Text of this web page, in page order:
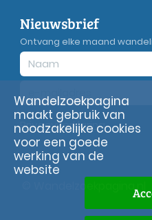
Nieuwsbrief
Ontvang elke maand
Privacyverklaring
© Wandelzoekpagina.nl
Wandelzoekpagina
maakt gebruik van
noodzakelijke cookies
voor een goede
werking van de
website